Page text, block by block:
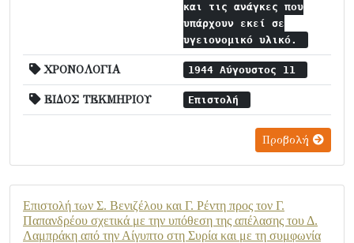
και τις ανάγκες που
υπάρχουν εκεί σε
υγειονομικό υλικό.
ΧΡΟΝΟΛΟΓΙΑ 1944 Αύγουστος 11
ΕΙΔΟΣ ΤΕΚΜΗΡΙΟΥ Επιστολή
Προβολή
Επιστολή των Σ. Βενιζέλου και Γ. Ρέντη προς τον Γ.
Παπανδρέου σχετικά με την υπόθεση της απέλασης του Δ.
Λαμπράκη από την Αίγυπτο στη Συρία και με τη συμφωνία